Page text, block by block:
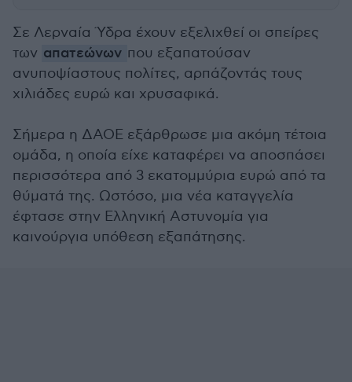
Σε Λερναία Ύδρα έχουν εξελιχθεί οι σπείρες
των απατεώνων που εξαπατούσαν
ανυποψίαστους πολίτες, αρπάζοντάς τους
χιλιάδες ευρώ και χρυσαφικά.
Σήμερα η ΔΑΟΕ εξάρθρωσε μια ακόμη τέτοια
ομάδα, η οποία είχε καταφέρει να αποσπάσει
περισσότερα από 3 εκατομμύρια ευρώ από τα
θύματά της. Ωστόσο, μια νέα καταγγελία
έφτασε στην Ελληνική Αστυνομία για
καινούργια υπόθεση εξαπάτησης.